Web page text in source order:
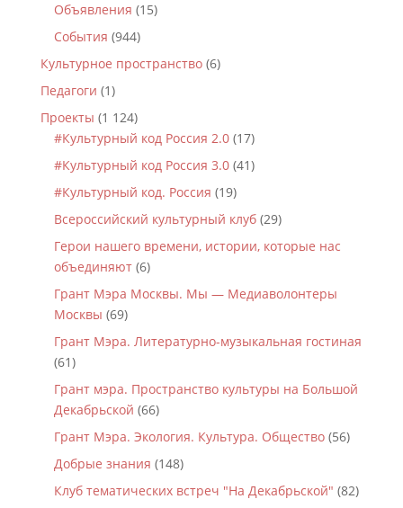
Объявления (15)
События (944)
Культурное пространство(6)
Педагоги (1)
Проекты (1 124)
#Культурный код Россия 2.0(17)
#Культурный код Россия 3.0(41)
#Культурный код. Россия (19)
Всероссийский культурный клуб(29)
Герои нашего времени, истории, которые нас
объединяют(6)
Грант Мэра Москвы. Мы — Медиаволонтеры
Москвы (69)
Грант Мэра. Литературно-музыкальная гостиная
(61)
Грант мэра. Пространство культуры на Большой
Декабрьской (66)
Грант Мэра. Экология. Культура. Общество(56)
Добрые знания (148)
Клуб тематических встреч "На Декабрьской" (82)